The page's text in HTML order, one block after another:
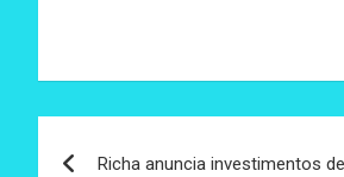
Richa anuncia investimentos